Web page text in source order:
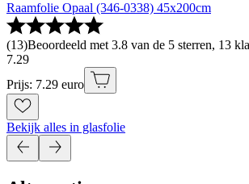
Raamfolie Opaal (346-0338) 45x200cm
(13)Beoordeeld met 3.8 van de 5 sterren, 13
7.29
Prijs: 7.29 euro
Bekijk alles in glasfolie